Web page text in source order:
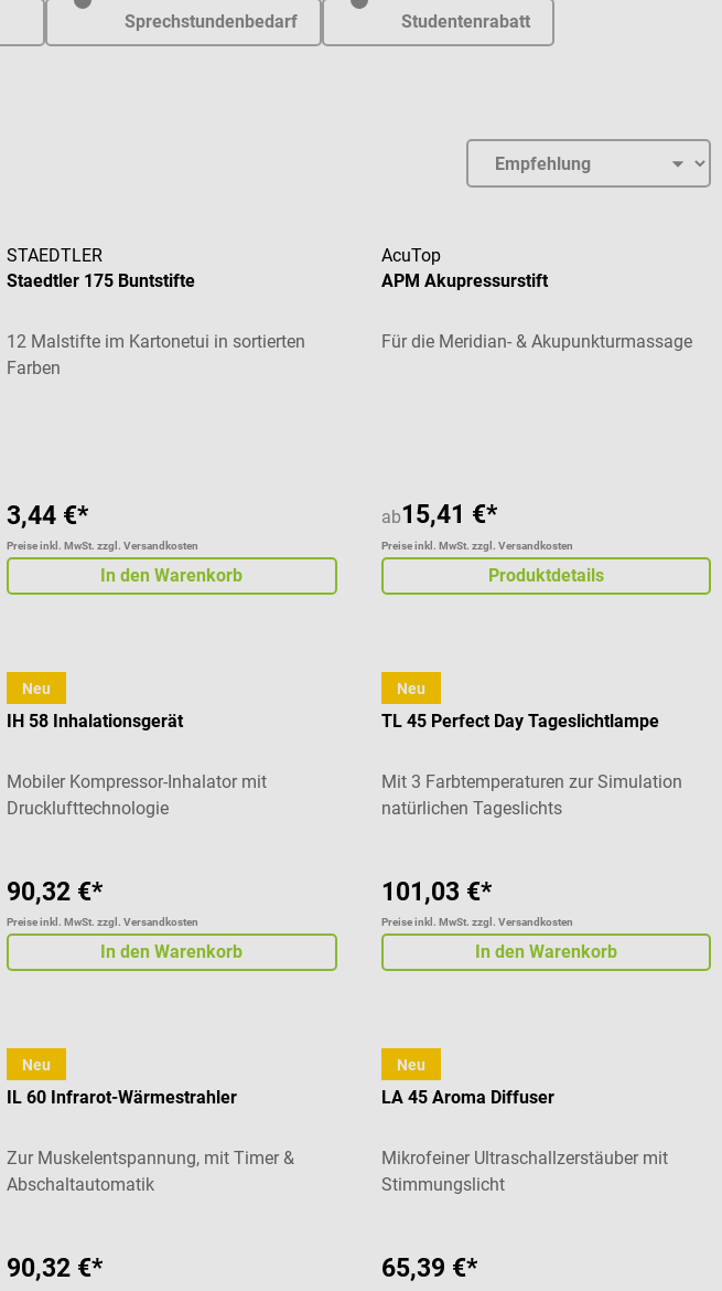
Sprechstundenbedarf Studentenrabatt
STAEDTLER
Staedtler 175 Buntstifte
12 Malstifte im Kartonetui in sortierten
Farben
3,44 €*
Preise inkl. MwSt. zzgl. Versandkosten
In den Warenkorb
AcuTop
APM Akupressurstift
Für die Meridian- & Akupunkturmassage
ab15,41 €*
Preise inkl. MwSt. zzgl. Versandkosten
Produktdetails
Neu
Beurer
IH 58 Inhalationsgerät
Mobiler Kompressor-Inhalator mit
Drucklufttechnologie
90,32 €*
Preise inkl. MwSt. zzgl. Versandkosten
In den Warenkorb
Neu
Beurer
TL 45 Perfect Day Tageslichtlampe
Mit 3 Farbtemperaturen zur Simulation
natürlichen Tageslichts
101,03 €*
Preise inkl. MwSt. zzgl. Versandkosten
In den Warenkorb
Neu
Beurer
IL 60 Infrarot-Wärmestrahler
Zur Muskelentspannung, mit Timer &
Abschaltautomatik
90,32 €*
Neu
Beurer
LA 45 Aroma Diffuser
Mikrofeiner Ultraschallzerstäuber mit
Stimmungslicht
65,39 €*